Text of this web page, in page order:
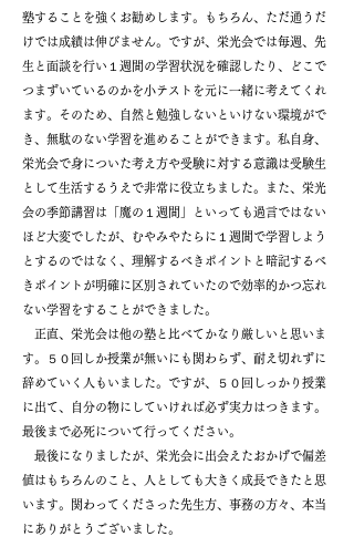
塾することを強くお勧めします。もちろん、ただ通うだ
けでは成績は伸びません。ですが、栄光会では毎週、先
生と面談を行い１週間の学習状況を確認したり、どこで
つまずいているのかを小テストを元に一緒に考えてくれ
ます。そのため、自然と勉強しないといけない環境がで
き、無駄のない学習を進めることができます。私自身、
栄光会で身についた考え方や受験に対する意識は受験生
として生活するうえで非常に役立ちました。また、栄光
会の季節講習は「魔の１週間」といっても過言ではない
ほど大変でしたが、むやみやたらに１週間で学習しよう
とするのではなく、理解するべきポイントと暗記するべ
きポイントが明確に区別されていたので効率的かつ忘れ
ない学習をすることができました。
正直、栄光会は他の塾と比べてかなり厳しいと思いま
す。５０回しか授業が無いにも関わらず、耐え切れずに
辞めていく人もいました。ですが、５０回しっかり授業
に出て、自分の物にしていければ必ず実力はつきます。
最後まで必死について行ってください。
最後になりましたが、栄光会に出会えたおかげで偏差
値はもちろんのこと、人としても大きく成長できたと思
います。関わってくださった先生方、事務の方々、本当
にありがとうございました。